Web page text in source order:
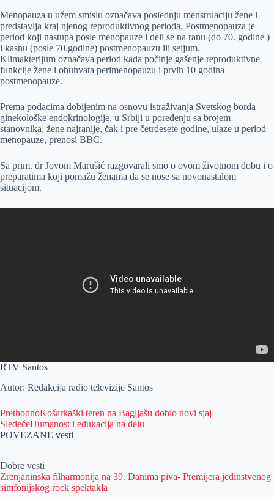
k
g
e
r
d
I
n
r
t
s
A
p
m
a
i
l
Menopauza u užem smislu označava poslednju menstruaciju žene i
predstavlja kraj njenog reproduktivnog perioda. Postmenopauza je
period koji nastupa posle menopauze i deli se na ranu (do 70. godine )
i kasnu (posle 70.godine) postmenopauzu ili seijum.
Klimakterijum označava period kada počinje gašenje reproduktivne
funkcije žene i obuhvata perimenopauzu i prvih 10 godina
postmenopauze.
Prema podacima dobijenim na osnovu istraživanja Svetskog borda
ginekološke endokrinologije, u Srbiji u poređenju sa brojem
stanovnika, žene najranije, čak i pre četrdesete godine, ulaze u period
menopauze, prenosi BBC.
Sa prim. dr Jovom Marušić razgovarali smo o ovom životnom dobu i o
preparatima koji pomažu ženama da se nose sa novonastalom
situacijom.
RTV Santos
Autor: Redakcija radio televizije Santos
PrethodnoKošarkaški teren na Bagljašu dobio novi sjaj
SledećeHumanost i edukacija na delu
POVEZANE vesti
Dobre vesti
Zrenjaninska filharmonija na 39. Danima piva- Premijera jedinstvenog
simfonijskog rock spektakla